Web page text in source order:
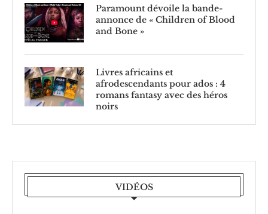
Paramount dévoile la bande-
annonce de « Children of Blood
and Bone »
Livres africains et
afrodescendants pour ados : 4
romans fantasy avec des héros
noirs
VIDÉOS